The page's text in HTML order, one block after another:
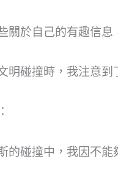
關於自己的有趣信
明碰撞時，我注意到
碰撞中，我因不能